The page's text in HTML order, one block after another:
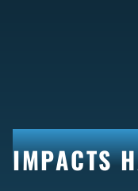
IMPACTS